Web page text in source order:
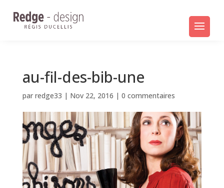
au-fil-des-bib-une
par redge33 | Nov 22, 2016 | 0 commentaires